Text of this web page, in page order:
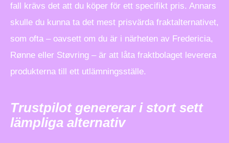
fall krävs det att du köper för ett specifikt pris. Annars
skulle du kunna ta det mest prisvärda fraktalternativet,
som ofta – oavsett om du är i närheten av Fredericia,
Rønne eller Støvring – är att låta fraktbolaget leverera
produkterna till ett utlämningsställe.
Trustpilot genererar i stort sett
lämpliga alternativ